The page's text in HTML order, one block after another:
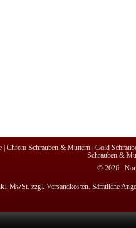
| Chrom Schrauben & Muttern| Gold
Schrauben &
© 2026
MwSt. zzgl. Versandkosten. Sämtliche